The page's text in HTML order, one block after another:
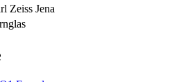
Zeiss Jena